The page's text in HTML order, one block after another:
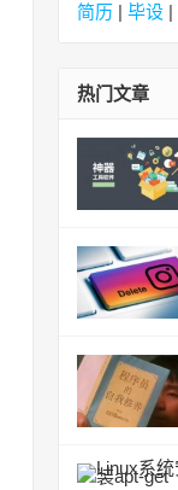
简历 | 毕设 |
热门文章